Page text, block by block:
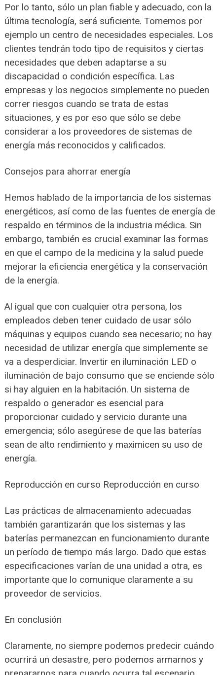
Por lo tanto, sólo un plan fiable y adecuado, con la
última tecnología, será suficiente. Tomemos por
ejemplo un centro de necesidades especiales. Los
clientes tendrán todo tipo de requisitos y ciertas
necesidades que deben adaptarse a su
discapacidad o condición específica. Las
empresas y los negocios simplemente no pueden
correr riesgos cuando se trata de estas
situaciones, y es por eso que sólo se debe
considerar a los proveedores de sistemas de
energía más reconocidos y calificados.
Consejos para ahorrar energía
Hemos hablado de la importancia de los sistemas
energéticos, así como de las fuentes de energía de
respaldo en términos de la industria médica. Sin
embargo, también es crucial examinar las formas
en que el campo de la medicina y la salud puede
mejorar la eficiencia energética y la conservación
de la energía.
Al igual que con cualquier otra persona, los
empleados deben tener cuidado de usar sólo
máquinas y equipos cuando sea necesario; no hay
necesidad de utilizar energía que simplemente se
va a desperdiciar. Invertir en iluminación LED o
iluminación de bajo consumo que se enciende sólo
si hay alguien en la habitación. Un sistema de
respaldo o generador es esencial para
proporcionar cuidado y servicio durante una
emergencia; sólo asegúrese de que las baterías
sean de alto rendimiento y maximicen su uso de
energía.
Reproducción en curso Reproducción en curso
Las prácticas de almacenamiento adecuadas
también garantizarán que los sistemas y las
baterías permanezcan en funcionamiento durante
un período de tiempo más largo. Dado que estas
especificaciones varían de una unidad a otra, es
importante que lo comunique claramente a su
proveedor de servicios.
En conclusión
Claramente, no siempre podemos predecir cuándo
ocurrirá un desastre, pero podemos armarnos y